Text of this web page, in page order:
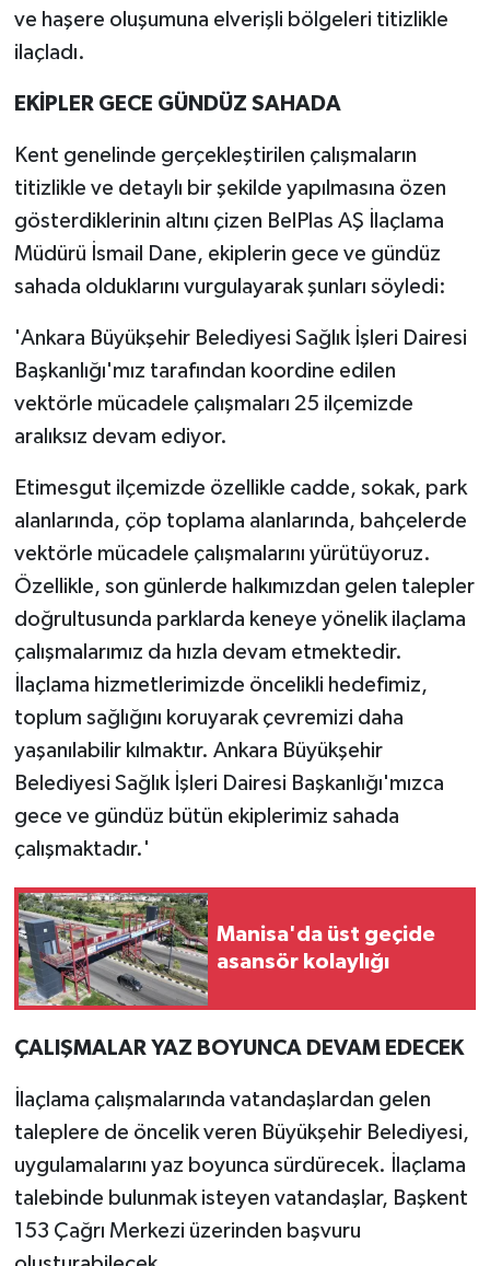
ve haşere oluşumuna elverişli bölgeleri titizlikle
ilaçladı.
EKİPLER GECE GÜNDÜZ SAHADA
Kent genelinde gerçekleştirilen çalışmaların
titizlikle ve detaylı bir şekilde yapılmasına özen
gösterdiklerinin altını çizen BelPlas AŞ İlaçlama
Müdürü İsmail Dane, ekiplerin gece ve gündüz
sahada olduklarını vurgulayarak şunları söyledi:
'Ankara Büyükşehir Belediyesi Sağlık İşleri Dairesi
Başkanlığı'mız tarafından koordine edilen
vektörle mücadele çalışmaları 25 ilçemizde
aralıksız devam ediyor.
Etimesgut ilçemizde özellikle cadde, sokak, park
alanlarında, çöp toplama alanlarında, bahçelerde
vektörle mücadele çalışmalarını yürütüyoruz.
Özellikle, son günlerde halkımızdan gelen talepler
doğrultusunda parklarda keneye yönelik ilaçlama
çalışmalarımız da hızla devam etmektedir.
İlaçlama hizmetlerimizde öncelikli hedefimiz,
toplum sağlığını koruyarak çevremizi daha
yaşanılabilir kılmaktır. Ankara Büyükşehir
Belediyesi Sağlık İşleri Dairesi Başkanlığı'mızca
gece ve gündüz bütün ekiplerimiz sahada
çalışmaktadır.'
Manisa'da üst geçide
asansör kolaylığı
ÇALIŞMALAR YAZ BOYUNCA DEVAM EDECEK
İlaçlama çalışmalarında vatandaşlardan gelen
taleplere de öncelik veren Büyükşehir Belediyesi,
uygulamalarını yaz boyunca sürdürecek. İlaçlama
talebinde bulunmak isteyen vatandaşlar, Başkent
153 Çağrı Merkezi üzerinden başvuru